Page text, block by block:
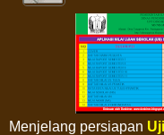
Menjelang persiapan